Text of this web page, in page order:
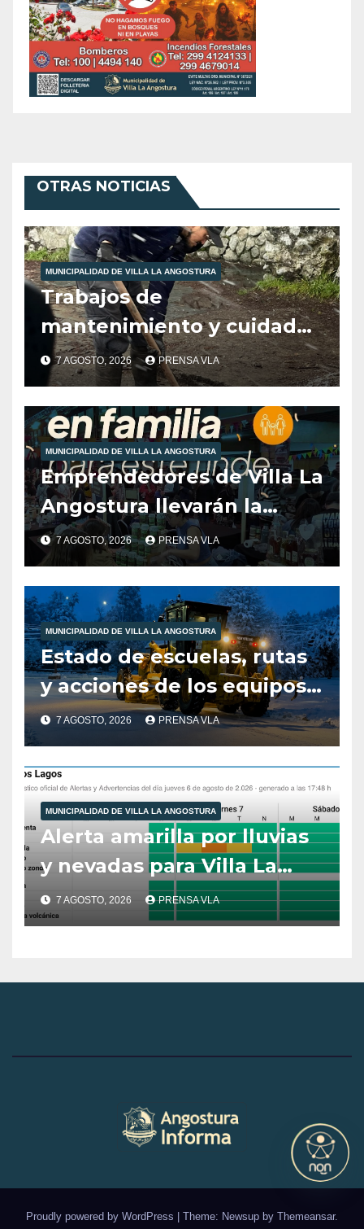
OTRAS NOTICIAS
MUNICIPALIDAD DE VILLA LA ANGOSTURA
Trabajos de
mantenimiento y cuidados
ciudadanos en el marco de
las inclemencias climáticas
reinantes en la región
7 AGOSTO, 2026 PRENSA VLA
MUNICIPALIDAD DE VILLA LA ANGOSTURA
Emprendedores de Villa La
Angostura llevarán la
producción local a Tienda
de Sabores.
7 AGOSTO, 2026 PRENSA VLA
MUNICIPALIDAD DE VILLA LA ANGOSTURA
Estado de escuelas, rutas
y acciones de los equipos
municipales – Villa La
Angostura – 7 de agosto –
10:00 hs
7 AGOSTO, 2026 PRENSA VLA
MUNICIPALIDAD DE VILLA LA ANGOSTURA
Alerta amarilla por lluvias
y nevadas para Villa La
Angostura.
7 AGOSTO, 2026 PRENSA VLA
Proudly powered by WordPress Theme: Newsup by Themeansar.